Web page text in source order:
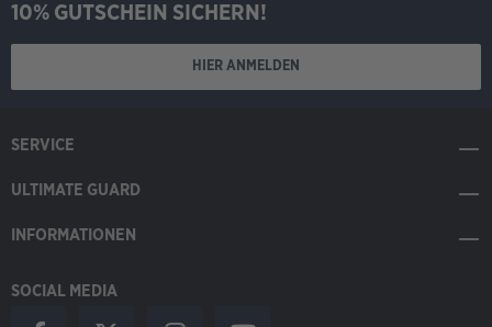
10% GUTSCHEIN SICHERN!
HIER ANMELDEN
SERVICE
ULTIMATE GUARD
INFORMATIONEN
SOCIAL MEDIA